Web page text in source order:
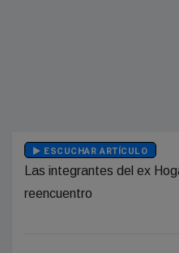
ESCUCHAR ARTÍCULO
Las integrantes del ex
reencuentro